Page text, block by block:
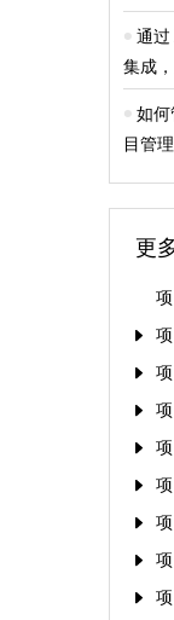
通过
集成
如何
目管理
更